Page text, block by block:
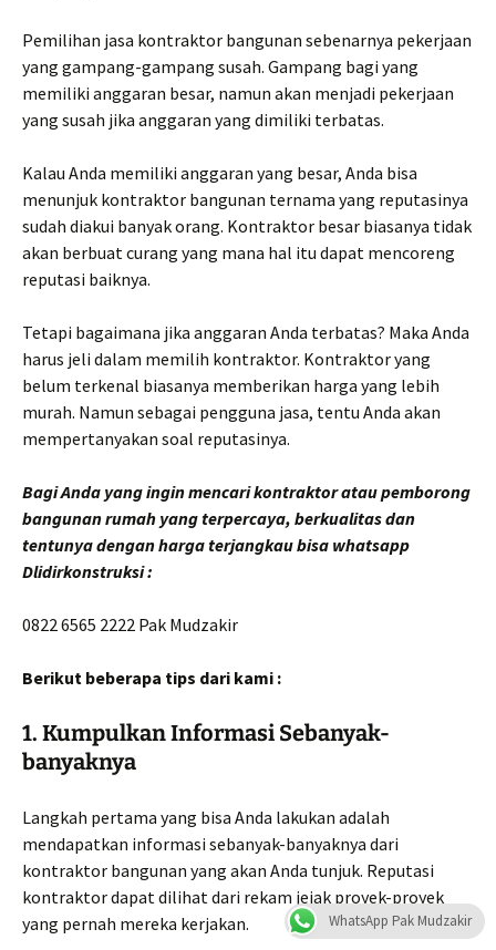
Pemilihan jasa kontraktor bangunan sebenarnya pekerjaan
yang gampang-gampang susah. Gampang bagi yang
memiliki anggaran besar, namun akan menjadi pekerjaan
yang susah jika anggaran yang dimiliki terbatas.
Kalau Anda memiliki anggaran yang besar, Anda bisa
menunjuk kontraktor bangunan ternama yang reputasinya
sudah diakui banyak orang. Kontraktor besar biasanya tidak
akan berbuat curang yang mana hal itu dapat mencoreng
reputasi baiknya.
Tetapi bagaimana jika anggaran Anda terbatas? Maka Anda
harus jeli dalam memilih kontraktor. Kontraktor yang
belum terkenal biasanya memberikan harga yang lebih
murah. Namun sebagai pengguna jasa, tentu Anda akan
mempertanyakan soal reputasinya.
Bagi Anda yang ingin mencari kontraktor atau pemborong
bangunan rumah yang terpercaya, berkualitas dan
tentunya dengan harga terjangkau bisa whatsapp
Dlidirkonstruksi :
0822 6565 2222 Pak Mudzakir
Berikut beberapa tips dari kami :
1. Kumpulkan Informasi Sebanyak-
banyaknya
Langkah pertama yang bisa Anda lakukan adalah
mendapatkan informasi sebanyak-banyaknya dari
kontraktor bangunan yang akan Anda tunjuk. Reputasi
kontraktor dapat dilihat dari rekam jejak proyek-proyek
yang pernah mereka kerjakan.
WhatsApp Pak Mudzakir